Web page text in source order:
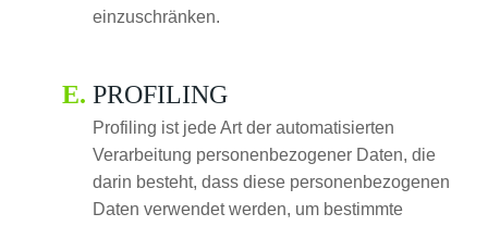
einzuschränken.
PROFILING
Profiling ist jede Art der automatisierten
Verarbeitung personenbezogener Daten, die
darin besteht, dass diese personenbezogenen
Daten verwendet werden, um bestimmte